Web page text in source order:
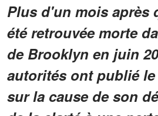
Plus d'un mois après
été retrouvée morte
de Brooklyn en juin
autorités ont publié
sur la cause de son